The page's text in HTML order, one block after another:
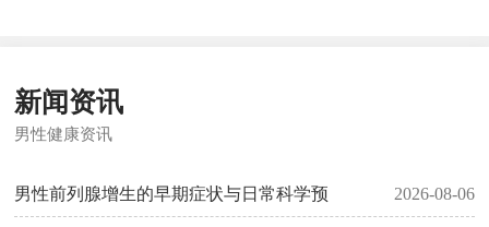
新闻资讯
男性健康资讯
男性前列腺增生的早期症状与日常科学预 2026-08-06